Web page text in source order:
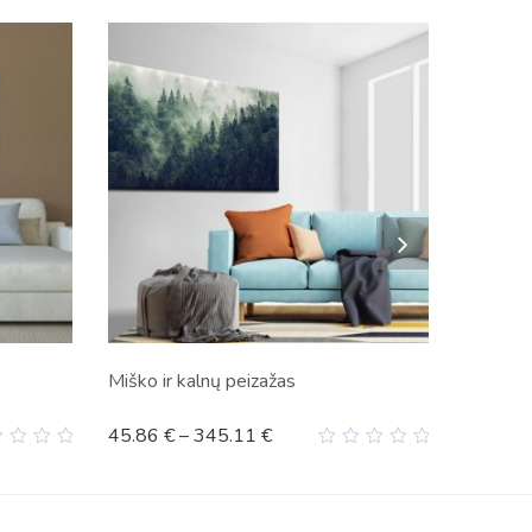
Miško ir kalnų peizažas
45.86 €–345.11 €